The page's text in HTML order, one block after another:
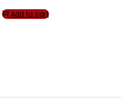
Add to cart